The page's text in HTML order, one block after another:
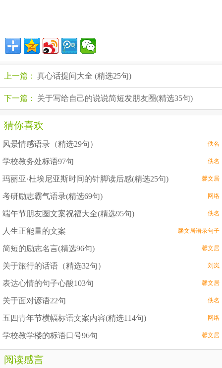
上一篇： 真心话提问大全 (精选25句)
下一篇： 关于写给自己的说说简短发朋友圈(精选35句)
猜你喜欢
风景情感语录（精选29句） 佚名
学校教务处标语97句 佚名
玛丽亚·杜埃尼亚斯时间的针脚读后感(精选25句) 馨文居
考研励志霸气语录(精选69句) 网络
端午节朋友圈文案祝福大全(精选95句) 佚名
人生正能量的文案 馨文居语录句子
简短的励志名言(精选96句) 馨文居
关于旅行的话语（精选32句） 刘岚
表达心情的句子心酸103句 馨文居
关于面对谚语22句 佚名
五四青年节横幅标语文案内容(精选114句) 网络
学校教学楼的标语口号96句 馨文居
阅读感言